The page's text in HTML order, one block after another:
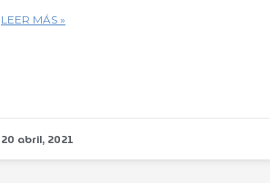
LEER MÁS »
20 abril, 2021